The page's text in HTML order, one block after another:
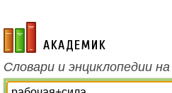
academic.ru
Словари и энциклопедии